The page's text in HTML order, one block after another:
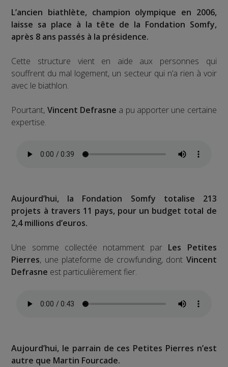
L’ancien biathlète, champion olympique en 2006,
laisse sa place à la tête de la Fondation Somfy,
après 8 ans passés à la présidence.
Cette structure vient en aide aux personnes qui
souffrent du mal logement, un secteur qui n’a rien à voir
avec le biathlon.
Pourtant, Vincent Defrasne a pu apporter une certaine
expertise.
Aujourd’hui, la Fondation Somfy totalise 213
projets à travers 11 pays, pour un budget total de
2,4 millions d’euros.
Une somme collectée notamment par Les Petites
Pierres, une plateforme de crowfunding, dont Vincent
Defrasne est particulièrement fier.
Aujourd’hui, le parrain de ces Petites Pierres n’est
autre que Martin Fourcade.